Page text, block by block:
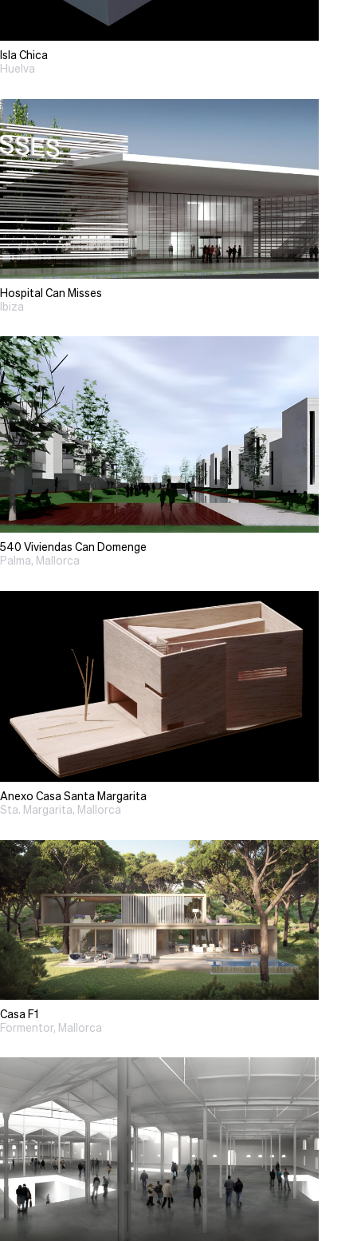
Isla Chica
Huelva
Hospital Can Misses
Ibiza
540 Viviendas Can Domenge
Palma, Mallorca
Anexo Casa Santa Margarita
Sta. Margarita, Mallorca
Casa F1
Formentor, Mallorca